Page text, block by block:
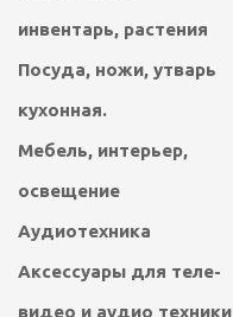
инвентарь, растения
Посуда, ножи, утварь
кухонная.
Мебель, интерьер,
освещение
Аудиотехника
Аксессуары для теле-
видео и аудио техники